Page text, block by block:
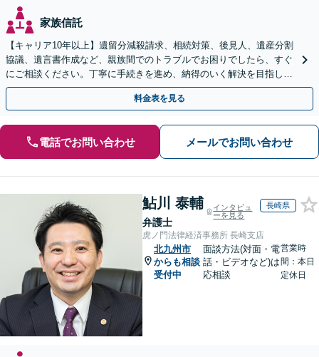
家族信託
【キャリア10年以上】遺留分減殺請求、相続対策、後見人、遺産分割
協議、遺言書作成など、親族間でのトラブルでお困りでしたら、すぐ
にご相談ください。丁寧に手続きを進め、納得のいく解決を目指しま
す。【完全個室で相談】【駐車場あり】
料金表を見る
電話でお問い合わせ メールでお問い合わせ
鮎川 泰輔
弁護士
インタビュ
ーを見る
長崎県
虎ノ門法律経済事務所 長崎支店
北九州市
からも相談
受付中
面談方法(対面・電
話・ビデオなど)は
応相談
営業時
間：本日
定休日